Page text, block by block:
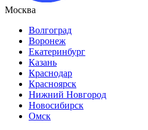
Москва
Волгоград
Воронеж
Екатеринбург
Казань
Краснодар
Красноярск
Нижний Новгород
Новосибирск
Омск